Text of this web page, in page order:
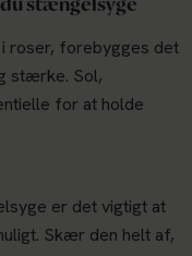
roser, forebygges det
stærke. Sol,
for at holde
er det vigtigt at
Skær den helt af,